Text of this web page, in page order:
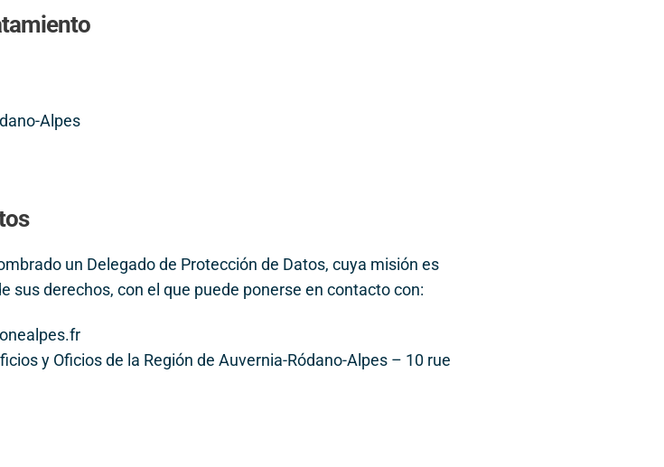
Alpes
un Delegado de Protección de Datos, cuya misión es
derechos, con el que puede ponerse en contacto con:
y Oficios de la Región de Auvernia-Ródano-Alpes – 10 rue